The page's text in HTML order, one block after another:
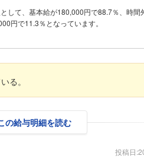
こちらの企業もフォ
して、基本給が180,000円で88.7％、時間
円で11.3％となっています。
る。
の給与明細を読む
投稿日: